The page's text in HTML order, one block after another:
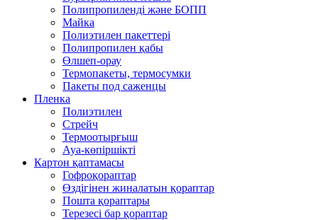
Полипропиленді және БОПП
Майка
Полиэтилен пакеттері
Полипропилен қабы
Өлшеп-орау
Термопакеты, термосумки
Пакеты под саженцы
Пленка
Полиэтилен
Стрейч
Термоотырғыш
Ауа-көпіршікті
Картон қаптамасы
Гофроқораптар
Өздігінен жиналатын қораптар
Пошта қораптары
Терезесі бар қораптар